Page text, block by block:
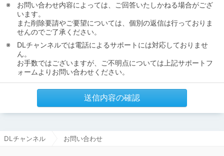
お問い合わせ内容によっては、ご回答いたしかねる場合がござ
います。
また削除要請やご要望については、個別の返信は行っておりま
せんのでご了承ください。
DLチャンネルでは電話によるサポートには対応しておりませ
ん。
お手数ではございますが、ご不明点については上記サポートフ
ォームよりお問い合わせください。
送信内容の確認
DLチャンネル お問い合わせ